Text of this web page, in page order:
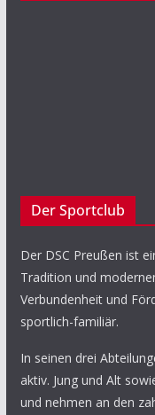
Der Sportclub
Der DSC Preußen ist
Tradition und
Verbundenheit und
sportlich-familiär.
In seinen drei
aktiv. Jung und Alt
und nehmen an den